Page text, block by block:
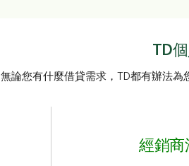
TD
無論您有什麼借貸需求，TD都有辦法為
經銷商